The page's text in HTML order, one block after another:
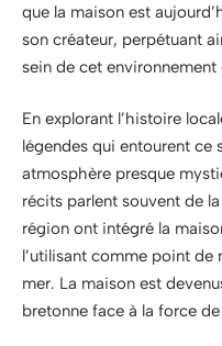
que la maison est
son créateur, perpétuant
sein de cet environnement
En explorant l’histoire
légendes qui entourent ce
atmosphère presque
récits parlent souvent de
région ont intégré la
l’utilisant comme point de
mer. La maison est
bretonne face à la force